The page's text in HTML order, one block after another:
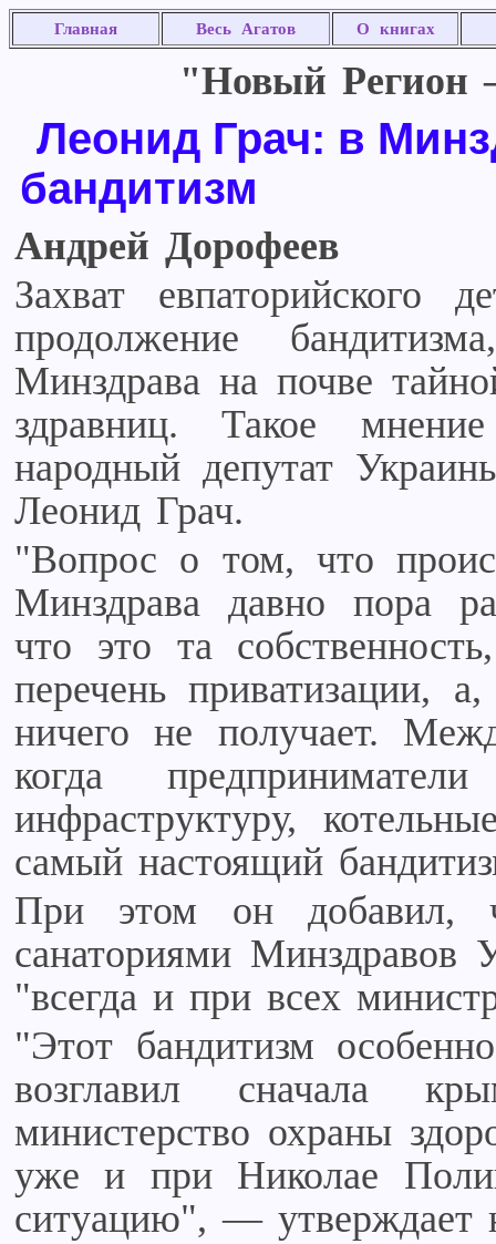
Главная Весь Агатов О книгах
"Новый Регион
Леонид Грач: в
бандитизм
Андрей Дорофеев
Захват евпаторийского
продолжение
Минздрава на почве
здравниц. Такое
народный депутат
Леонид Грач.
"Вопрос о том, что
Минздрава давно пора
что это та
перечень приватизации,
ничего не получает.
когда
инфраструктуру,
самый настоящий
При этом он добавил,
санаториями Минздравов
"всегда и при всех
"Этот бандитизм
возглавил сначала
министерство охраны
уже и при Николае
ситуацию", — утверждает